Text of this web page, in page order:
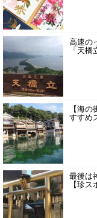
高速の
「天橋
【海
すすめ
最後は
【珍ス